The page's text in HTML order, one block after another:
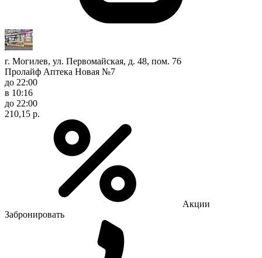
г. Могилев, ул. Первомайская, д. 48, пом. 76
Пролайф Аптека Новая №7
до 22:00
в 10:16
до 22:00
210,15 р.
Акции
Забронировать